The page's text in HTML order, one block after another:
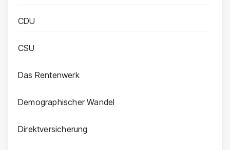
CDU
CSU
Das Rentenwerk
Demographischer Wandel
Direktversicherung